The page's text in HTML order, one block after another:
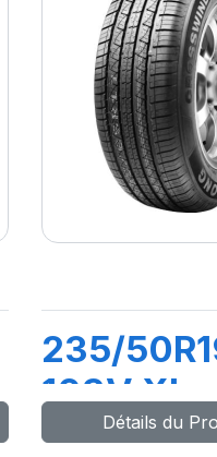
235/
103V XL
CROSS
Détails du